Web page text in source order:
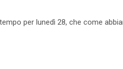
per lunedì 28, che come